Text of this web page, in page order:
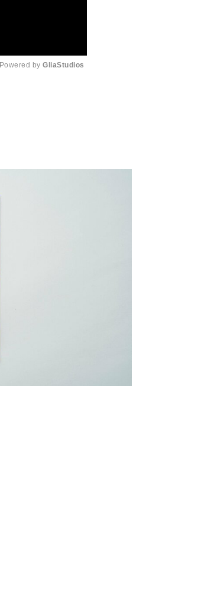
Powered by GliaStudios